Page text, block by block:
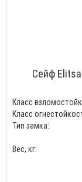
Сейф
Класс
Класс
Тип замка:
Вес, кг: